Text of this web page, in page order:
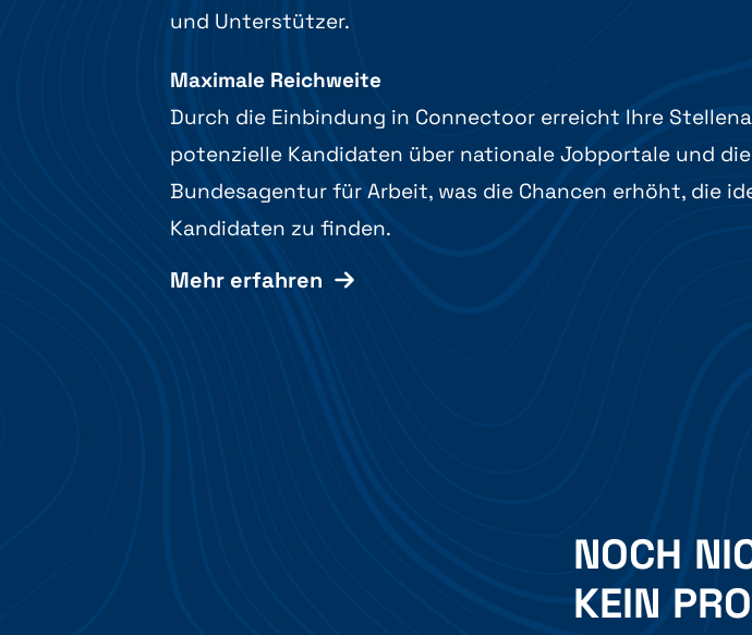
und Unterstützer.
Maximale Reichweite
Durch die Einbindung in Connectoor erreicht Ihre
potenzielle Kandidaten über nationale Jobportale und die
Bundesagentur für Arbeit, was die Chancen erhöht, die
Kandidaten zu finden.
Mehr erfahren
NOCH
KEIN